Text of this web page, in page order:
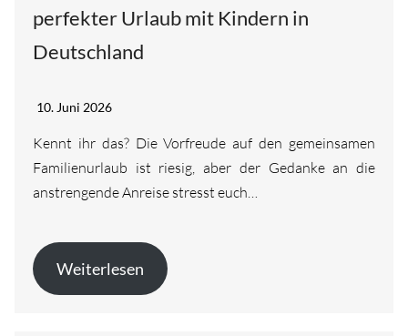
perfekter Urlaub mit Kindern in
Deutschland
10. Juni 2026
Kennt ihr das? Die Vorfreude auf den gemeinsamen
Familienurlaub ist riesig, aber der Gedanke an die
anstrengende Anreise stresst euch…
Weiterlesen